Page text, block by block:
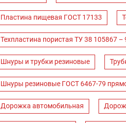
Пластина пищевая ГОСТ 17133
Техпластина пористая ТУ 38 105867 –
Шнуры и трубки резиновые
Шнуры резиновые ГОСТ 6467-79
Дорожка автомобильная